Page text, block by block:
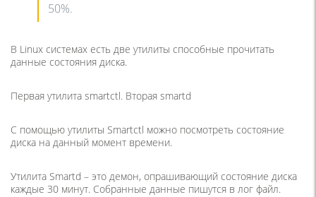
50%.
В Linux системах есть две утилиты способные прочитать
данные состояния диска.
Первая утилита smartctl. Вторая smartd
С помощью утилиты Smartctl можно посмотреть состояние
диска на данный момент времени.
Утилита Smartd – это демон, опрашивающий состояние диска
каждые 30 минут. Собранные данные пишутся в лог файл.